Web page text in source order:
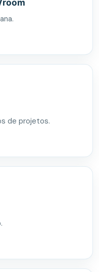
de projetos.